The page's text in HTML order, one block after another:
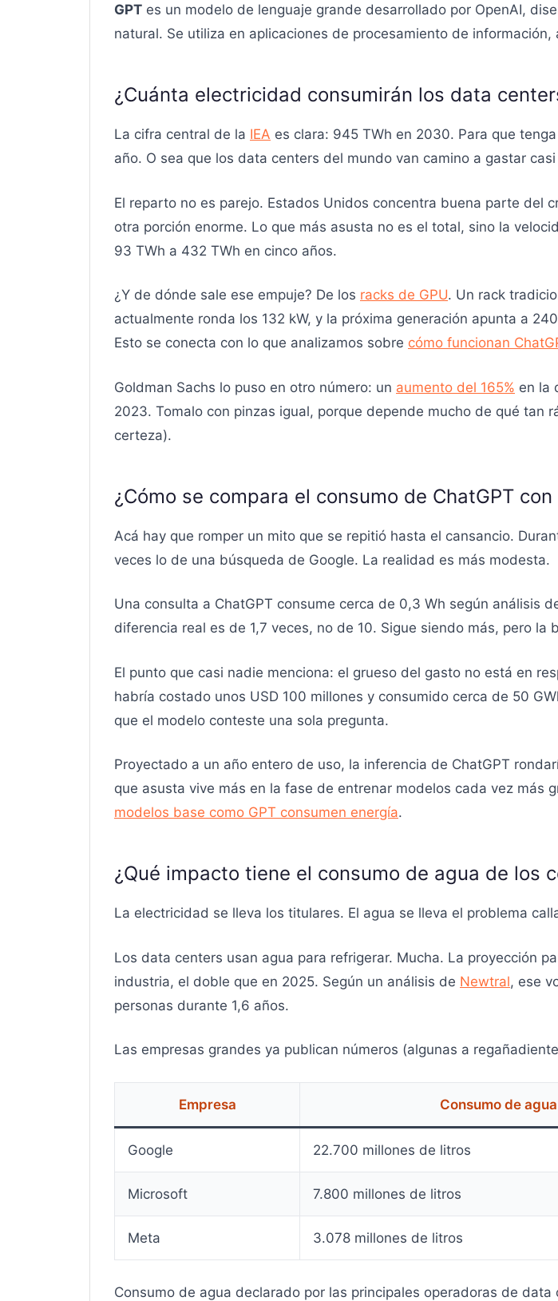
GPT es un modelo de lenguaje grande desarrollado por OpenAI,
natural. Se utiliza en aplicaciones de procesamiento de
¿Cuánta electricidad consumirán los data
La cifra central de la IEA es clara: 945 TWh en 2030. Para que
año. O sea que los data centers del mundo van camino a gastar
El reparto no es parejo. Estados Unidos concentra buena parte del
otra porción enorme. Lo que más asusta no es el total, sino la
93 TWh a 432 TWh en cinco años.
¿Y de dónde sale ese empuje? De los racks de GPU. Un rack
actualmente ronda los 132 kW, y la próxima generación apunta a
Esto se conecta con lo que analizamos sobre cómo funcionan
Goldman Sachs lo puso en otro número: un aumento del 165% en la
2023. Tomalo con pinzas igual, porque depende mucho de qué tan
certeza).
¿Cómo se compara el consumo de ChatGPT
Acá hay que romper un mito que se repitió hasta el cansancio.
veces lo de una búsqueda de Google. La realidad es más modesta.
Una consulta a ChatGPT consume cerca de 0,3 Wh según análisis
diferencia real es de 1,7 veces, no de 10. Sigue siendo más, pero la
El punto que casi nadie menciona: el grueso del gasto no está en
habría costado unos USD 100 millones y consumido cerca de 50
que el modelo conteste una sola pregunta.
Proyectado a un año entero de uso, la inferencia de ChatGPT
que asusta vive más en la fase de entrenar modelos cada vez más
modelos base como GPT consumen energía.
¿Qué impacto tiene el consumo de agua de los
La electricidad se lleva los titulares. El agua se lleva el problema
Los data centers usan agua para refrigerar. Mucha. La proyección
industria, el doble que en 2025. Según un análisis de Newtral, ese
personas durante 1,6 años.
Las empresas grandes ya publican números (algunas a
Empresa Consumo de agua
Google 22.700 millones de litros
Microsoft 7.800 millones de litros
Meta 3.078 millones de litros
Consumo de agua declarado por las principales operadoras de data